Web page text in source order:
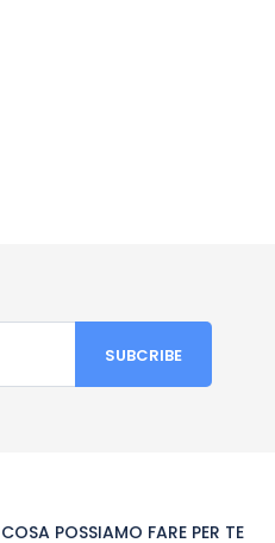
COSA POSSIAMO FARE PER TE